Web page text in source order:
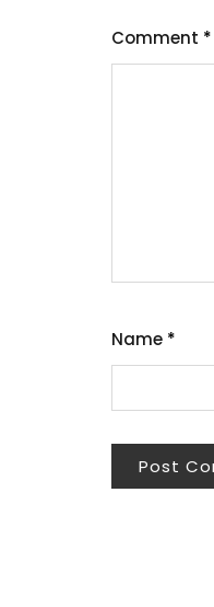
Comment *
Name *